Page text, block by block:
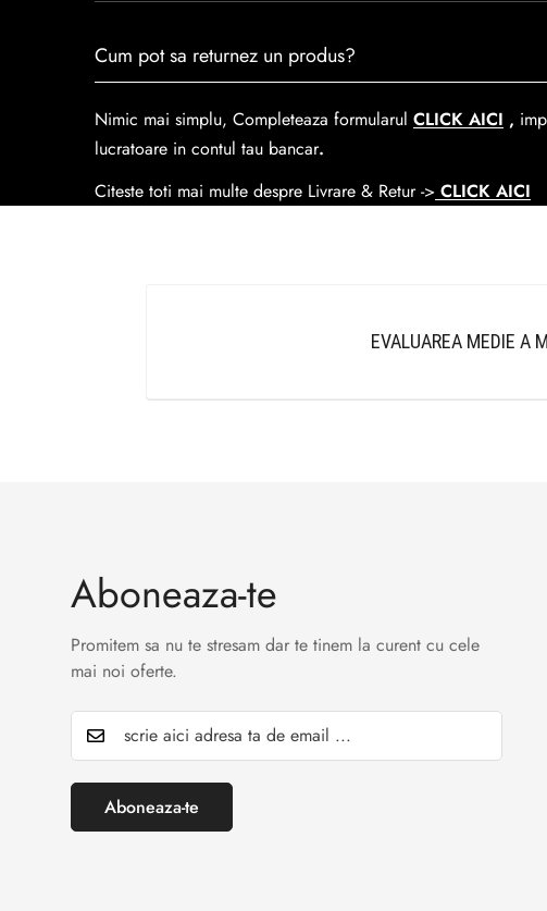
predare laEasybox-ul Emag.
Cosul de livrareeste 15 lei pentru o comanda mai mica de
Cum pot sa returnez un produs?
Nimic mai simplu, Completeaza formularul CLICK AICI ,
lucratoare in contul tau bancar.
Citeste toti mai multe despre Livrare & Retur -> CLICK AICI
EVALUAREA MEDIE A
Aboneaza-te
Promitem sa nu te stresam dar te tinem la curent cu cele
mai noi oferte.
Aboneaza-te